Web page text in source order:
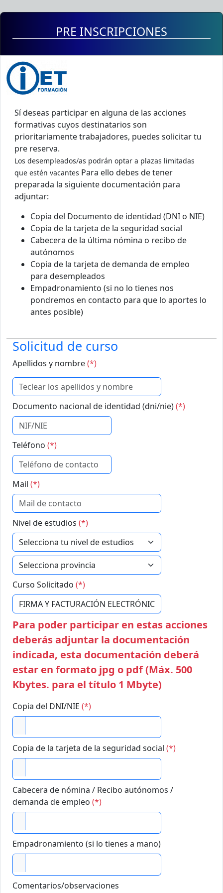
PRE INSCRIPCIONES
Sí deseas participar en alguna de las acciones
formativas cuyos destinatarios son
prioritariamente trabajadores, puedes solicitar tu
pre reserva.
Los desempleados/as podrán optar a plazas limitadas
que estén vacantes Para ello debes de tener
preparada la siguiente documentación para
adjuntar:
Copia del Documento de identidad (DNI o NIE)
Copia de la tarjeta de la seguridad social
Cabecera de la última nómina o recibo de
autónomos
Copia de la tarjeta de demanda de empleo
para desempleados
Empadronamiento (si no lo tienes nos
pondremos en contacto para que lo aportes lo
antes posible)
Solicitud de curso
Apellidos y nombre(*)
Documento nacional de identidad (dni/nie)(*)
Teléfono (*)
Mail (*)
Nivel de estudios (*)
Curso Solicitado (*)
Para poder participar en estas acciones
deberás adjuntar la documentación
indicada, esta documentación deberá
estar en formato jpg o pdf (Máx. 500
Kbytes. para el título 1 Mbyte)
Copia del DNI/NIE (*)
Copia de la tarjeta de la seguridad social (*)
Cabecera de nómina / Recibo autónomos /
demanda de empleo (*)
Empadronamiento (si lo tienes a mano)
Comentarios/observaciones